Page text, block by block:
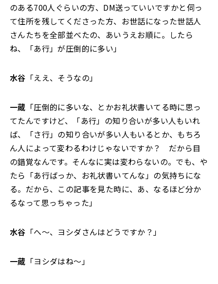
のある700人ぐらいの方、DM送っていいですかと伺っ
て住所を残してくださった方、お世話になった世話人
さんたちを全部並べたの、あいうえお順に。したら
ね、「あ行」が圧倒的に多い」
水谷 「ええ、そうなの」
一蔵 「圧倒的に多いな、とかお礼状書いてる時に思っ
てたんですけど、「あ行」の知り合いが多い人もいれ
ば、「さ行」の知り合いが多い人もいるとか、もちろ
ん人によって変わるわけじゃないですか？ だから目
の錯覚なんです。そんなに実は変わらないの。でも、や
たら「あ行ばっか、お礼状書いてんな」の気持ちにな
る。だから、この記事を見た時に、あ、なるほど分か
るなって思っちゃった」
水谷 「へ～、ヨシダさんはどうですか？」
一蔵 「ヨシダはね～」